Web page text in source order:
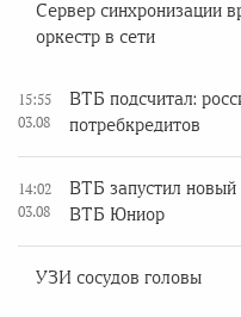
Сервер синхронизации
оркестр в сети
15:55
03.08
ВТБ подсчитал:
потребкредитов
14:02
03.08
ВТБ запустил
ВТБ Юниор
УЗИ сосудов головы